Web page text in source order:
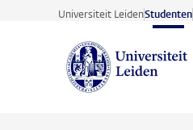
Ga direct naar de inhoud
Universiteit LeidenStudenten